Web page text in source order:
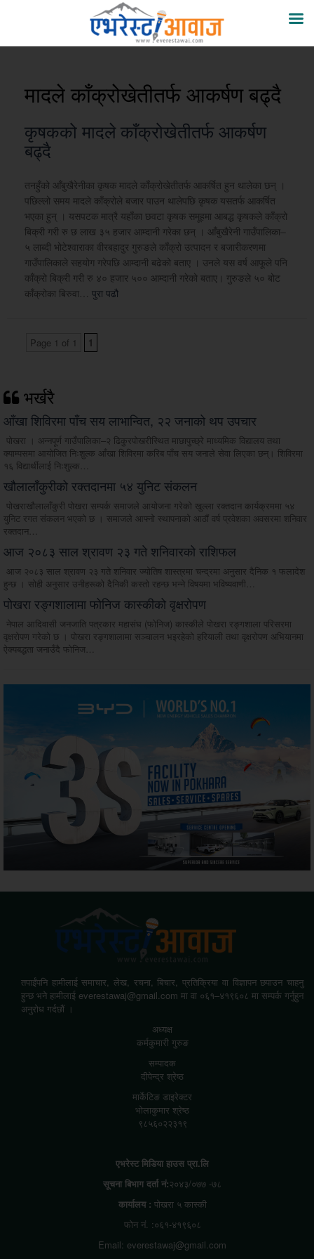
मादले काँक्रोखेतीतर्फ आकर्षण बढ्दै
कृषकको मादले काँक्रोखेतीतर्फ आकर्षण
बढ्दै
तनहुँको आँबुखैरेनीका कृषक मादले काँक्रोखेतीतर्फ आकर्षित हुन थालेका छन् ।
पछिल्लो समय मादले काँक्रोले बजार पाउन थालेपछि कृषक यसतर्फ आकर्षित
भएका हुन् । यसपटक मात्रै यहाँका छवटा कृषक समूहमा आबद्ध कृषकले काँक्रो
बिक्री गरी रु छ लाख ३५ हजार आम्दानी गरेका छन् । आँबुखैरेनी गाउँपालिका–
५ लाब्दी भोटेश्वाराका वीरबहादुर गुरुङले काँक्रो उत्पादन र बजारीकरणमा
गाउँपालिकाले सहयोग गरेपछि आम्दानी बढेको बताए । उनले यस वर्ष आफूले पनि
काँक्रो बिक्री गरी रु ४० हजार ५०० आम्दानी गरेको बताए। गुरुङले ५० बोट
काँक्रोका बिरुवा… पुरा पढौ
Page 1 of 1 1
भर्खरै
आँखा शिविरमा पाँच सय लाभान्वित, २२ जनाको थप उपचार
पोखरा । अन्नपूर्ण गाउँपालिका–२ ढिकुरपोखरीस्थित माछापुच्छ्रे माध्यमिक विद्यालय तथा
क्याम्पसमा आयोजित निःशुल्क आँखा शिविरमा करिब पाँच सय जनाले सेवा लिएका छन्। शिविरमा
१६ विद्यार्थीलाई निःशुल्क…
खौलालाँकुरीको रक्तदानमा ५४ युनिट संकलन
पोखराखौलालाँकुरी पोखरा सम्पर्क समाजले आयोजना गरेको खुल्ला रक्तदान कार्यक्रममा ५४
युनिट रगत संकलन भएको छ । समाजले आफ्नो स्थापनाको आठौं वर्ष प्रवेशका अवसरमा शनिवार
रक्तदान…
आज २०८३ साल श्रावण २३ गते शनिवारको राशिफल
आज २०८३ साल श्रावण २३ गते शनिवार ज्योतिष शास्त्रमा चन्द्रमा अनुसार दैनिक १ फलादेश
हुन्छ । सोही अनुसार उनीहरूको दैनिकी कस्तो रहन्छ भन्ने विषयमा भविष्यवाणी…
पोखरा रङ्गशालामा फोनिज कास्कीको वृक्षरोपण
नेपाल आदिवासी जनजाति पत्रकार महासंघ (फोनिज) कास्कीले पोखरा रङ्गशाला परिसरमा
वृक्षरोपण गरेको छ । पोखरा रङ्गशालामा सञ्चालन भइरहेको हरियाली तथा वृक्षरोपण अभियानमा
ऐक्यबद्धता जनाउँदै फोनिज…
तपाईंपनि हामीलाई समाचार, लेख, रचना, बिचार, प्रतिक्रिया वा विज्ञापन छपाउन चाहनु
हुन्छ भने हामीलाई everestawaj@gmail.com मा वा ०६१–४१९६०८ मा सम्पर्क गर्नुहुन
अनुरोध गर्दछौं ।
अध्यक्ष
कर्मकुमारी गुरुङ
सम्पादक
दीपेन्द्र श्रेष्ठ
मार्केटिङ डाइरेक्टर
भोलाकुमार श्रेष्ठ
९८५६०२२३१९
एभरेस्ट मिडिया हाउस प्रा.लि
सूचना बिभाग दर्ता नं:२०४३/०७७ -७८
कार्यालय : पोखरा ५ कास्की
फोन नं. :०६१-४१९६०८
Email: everestawaj@gmail.com